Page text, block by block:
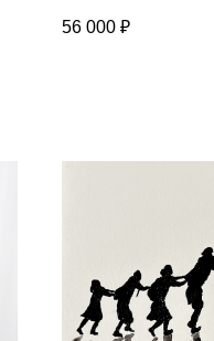
56 000 ₽